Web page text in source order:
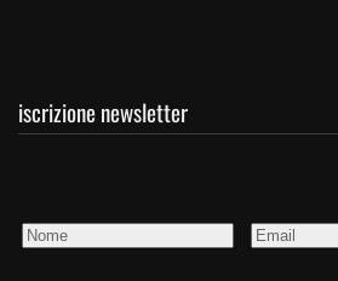
iscrizione newsletter